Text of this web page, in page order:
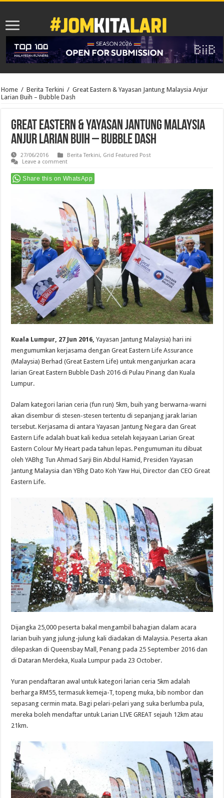
Home / Berita Terkini / Great Eastern & Yayasan Jantung Malaysia Anjur
Larian Buih – Bubble Dash
Great Eastern & Yayasan Jantung Malaysia
Anjur Larian Buih – Bubble Dash
27/06/2016 Berita Terkini, Grid Featured Post
Leave a comment
Share this on WhatsApp
Kuala Lumpur, 27 Jun 2016,Yayasan Jantung Malaysia) hari ini
mengumumkan kerjasama dengan Great Eastern Life Assurance
(Malaysia) Berhad (Great Eastern Life) untuk menganjurkan acara
larian Great Eastern Bubble Dash 2016 di Pulau Pinang dan Kuala
Lumpur.
Dalam kategori larian ceria (fun run) 5km, buih yang berwarna-warni
akan disembur di stesen-stesen tertentu di sepanjang jarak larian
tersebut. Kerjasama di antara Yayasan Jantung Negara dan Great
Eastern Life adalah buat kali kedua setelah kejayaan Larian Great
Eastern Colour My Heart pada tahun lepas. Pengumuman itu dibuat
oleh YABhg Tun Ahmad Sarji Bin Abdul Hamid, Presiden Yayasan
Jantung Malaysia dan YBhg Dato Koh Yaw Hui, Director dan CEO Great
Eastern Life.
Dijangka 25,000 peserta bakal mengambil bahagian dalam acara
larian buih yang julung-julung kali diadakan di Malaysia. Peserta akan
dilepaskan di Queensbay Mall, Penang pada 25 September 2016 dan
di Dataran Merdeka, Kuala Lumpur pada 23 October.
Yuran pendaftaran awal untuk kategori larian ceria 5km adalah
berharga RM55, termasuk kemeja-T, topeng muka, bib nombor dan
sepasang cermin mata. Bagi pelari-pelari yang suka berlumba pula,
mereka boleh mendaftar untuk Larian LIVE GREAT sejauh 12km atau
21km.